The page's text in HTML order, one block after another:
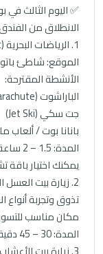
✅ اليوم الثالث في
الانطلاق من
1. الرياضات البحرية (Parasailing – Jet Ski – Banana Boat وغيرها)
الموقع: شاطئ
الأنشطة المقترحة:
الباراشوت (Parachute)
جت سكي (Jet Ski)
بانانا بوت / ألعاب
المدة: 1.5 – 2 ساعة تقريبًا حسب عدد الأنشطة
يمكنك اختيار
2. زيارة بيت العسل الطبيعي
تذوق وتجربة أنواع
مكان مناسب
المدة: 30 – 45 دقيقة